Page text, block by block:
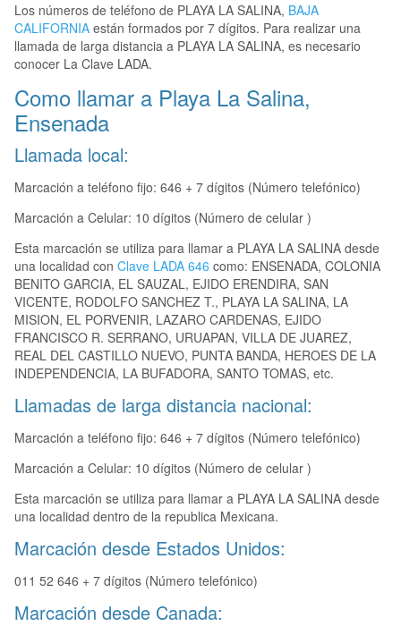
Los números de teléfono de PLAYA LA SALINA, BAJA
CALIFORNIA están formados por 7 dígitos. Para realizar una
llamada de larga distancia a PLAYA LA SALINA, es necesario
conocer La Clave LADA.
Como llamar a Playa La Salina,
Ensenada
Llamada local:
Marcación a teléfono fijo: 646 + 7 dígitos (Número telefónico)
Marcación a Celular: 10 dígitos (Número de celular )
Esta marcación se utiliza para llamar a PLAYA LA SALINA desde
una localidad con Clave LADA 646 como: ENSENADA, COLONIA
BENITO GARCIA, EL SAUZAL, EJIDO ERENDIRA, SAN
VICENTE, RODOLFO SANCHEZ T., PLAYA LA SALINA, LA
MISION, EL PORVENIR, LAZARO CARDENAS, EJIDO
FRANCISCO R. SERRANO, URUAPAN, VILLA DE JUAREZ,
REAL DEL CASTILLO NUEVO, PUNTA BANDA, HEROES DE LA
INDEPENDENCIA, LA BUFADORA, SANTO TOMAS, etc.
Llamadas de larga distancia nacional:
Marcación a teléfono fijo: 646 + 7 dígitos (Número telefónico)
Marcación a Celular: 10 dígitos (Número de celular )
Esta marcación se utiliza para llamar a PLAYA LA SALINA desde
una localidad dentro de la republica Mexicana.
Marcación desde Estados Unidos:
011 52 646 + 7 dígitos (Número telefónico)
Marcación desde Canada: